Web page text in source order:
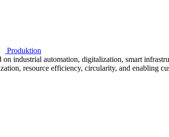
Produktion
industrial automation, digitalization, smart
resource efficiency, circularity, and enabling